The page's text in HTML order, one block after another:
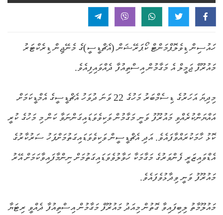
ހައުސިން ޑިވެލޮޕްމަންޓް ކޯޕަރޭޝަން (އެޗްޑީސީ)ގެ މެނޭޖިން ޑިރެކްޓަރު
މައުރޫފް ޖަމީލް އެ މަގާމުން އިސްތިއުފާ ދެއްވައިފިއެވެ.
މިދިޔަ އަހަރުގެ ޑިސެމްބަރު މަހުގެ 22 ވަނަ ދުވަހު އެޗްޑީސީގެ އެމްޑީކަމަށް
އައްޔަންކުރެއްވި މައުރޫފު ވަނީ މަގާމުން ވަކިވެވަޑައިގަންނަވާ ކަން މި މަހުގެ ކުރީ
ކޮޅު ހާމަކުރައްވާފައެވެ. އަދި އެޗްޑީސީން ވަކިވެވަޑައިގަތުމަށްފަހު ސަރުކާރުގެ
އެޑްވައިޒަރީ ފެންވަރުގެ މަގާމަކާ ހަވާލުވެވަޑައިގަތުމަށް ނިންމާފައިވާކަމަށް އޭރު
މައުރޫފު ވަނީ ވިދާޅުވެފައެވެ.
މައުލޫމާތު ލިބިފައިވާ ގޮތުން މިއަދު މައުރޫފް މަގާމުން އިސްތިއުފާ ދެއްވީ ރިޓަޔާ